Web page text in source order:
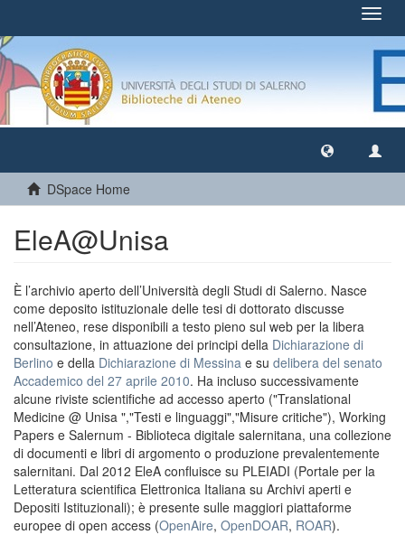
DSpace Home
EleA@Unisa
È l’archivio aperto dell’Università degli Studi di Salerno. Nasce
come deposito istituzionale delle tesi di dottorato discusse
nell’Ateneo, rese disponibili a testo pieno sul web per la libera
consultazione, in attuazione dei principi della Dichiarazione di
Berlino e della Dichiarazione di Messina e su delibera del senato
Accademico del 27 aprile 2010. Ha incluso successivamente
alcune riviste scientifiche ad accesso aperto ("Translational
Medicine @ Unisa ","Testi e linguaggi","Misure critiche"), Working
Papers e Salernum - Biblioteca digitale salernitana, una collezione
di documenti e libri di argomento o produzione prevalentemente
salernitani. Dal 2012 EleA confluisce su PLEIADI (Portale per la
Letteratura scientifica Elettronica Italiana su Archivi aperti e
Depositi Istituzionali); è presente sulle maggiori piattaforme
europee di open access (OpenAire, OpenDOAR, ROAR).